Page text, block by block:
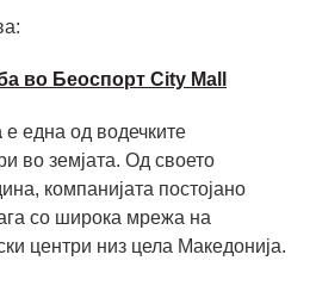
во Беоспорт City Mall
е една од водечките
во земјата. Од своето
компанијата постојано
со широка мрежа на
центри низ цела Македонија.